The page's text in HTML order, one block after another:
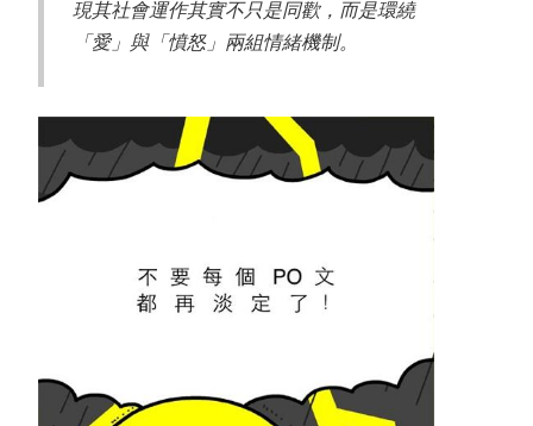
現其社會運作其實不只是同歡，而是環繞
「愛」與「憤怒」兩組情緒機制。